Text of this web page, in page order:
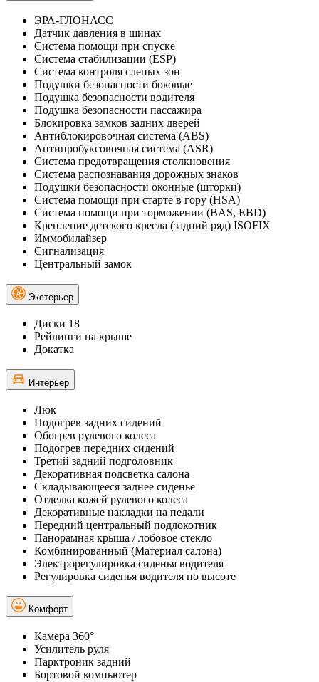
ЭРА-ГЛОНАСС
Датчик давления в шинах
Система помощи при спуске
Система стабилизации (ESP)
Система контроля слепых зон
Подушки безопасности боковые
Подушка безопасности водителя
Подушка безопасности пассажира
Блокировка замков задних дверей
Антиблокировочная система (ABS)
Антипробуксовочная система (ASR)
Система предотвращения столкновения
Система распознавания дорожных знаков
Подушки безопасности оконные (шторки)
Система помощи при старте в гору (HSA)
Система помощи при торможении (BAS, EBD)
Крепление детского кресла (задний ряд) ISOFIX
Иммобилайзер
Сигнализация
Центральный замок
Экстерьер
Диски 18
Рейлинги на крыше
Докатка
Интерьер
Люк
Подогрев задних сидений
Обогрев рулевого колеса
Подогрев передних сидений
Третий задний подголовник
Декоративная подсветка салона
Складывающееся заднее сиденье
Отделка кожей рулевого колеса
Декоративные накладки на педали
Передний центральный подлокотник
Панорамная крыша / лобовое стекло
Комбинированный (Материал салона)
Электрорегулировка сиденья водителя
Регулировка сиденья водителя по высоте
Комфорт
Камера 360°
Усилитель руля
Парктроник задний
Бортовой компьютер